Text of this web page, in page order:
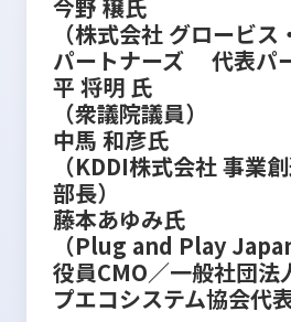
今野 穣氏
（株式会社 グロービス
パートナーズ 代表パ
平 将明 氏
（衆議院議員）
中馬 和彦氏
（KDDI株式会社 事業
部長）
藤本あゆみ氏
（Plug and Play
役員CMO／一般社団法
プエコシステム協会代表